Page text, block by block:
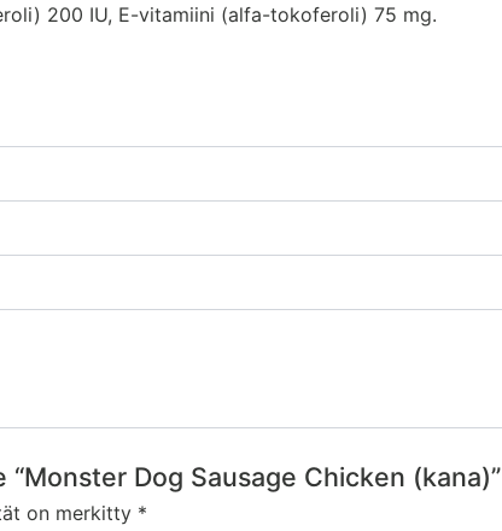
200 IU, E-vitamiini (alfa-tokoferoli) 75 mg.
Dog Sausage Chicken (kana)”
on merkitty *